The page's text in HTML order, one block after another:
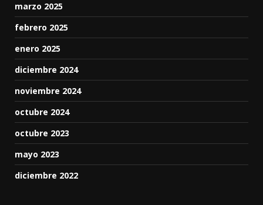
marzo 2025
febrero 2025
enero 2025
diciembre 2024
noviembre 2024
octubre 2024
octubre 2023
mayo 2023
diciembre 2022